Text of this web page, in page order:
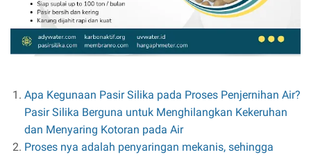
Apa Kegunaan Pasir Silika pada Proses Penjernihan Air?
Pasir Silika Berguna untuk Menghilangkan Kekeruhan
dan Menyaring Kotoran pada Air
Proses nya adalah penyaringan mekanis, sehingga